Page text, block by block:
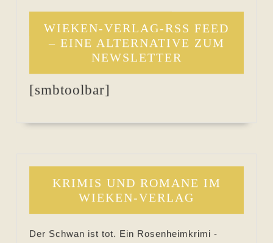
WIEKEN-VERLAG-RSS FEED
– EINE ALTERNATIVE ZUM
NEWSLETTER
[smbtoolbar]
KRIMIS UND ROMANE IM
WIEKEN-VERLAG
Der Schwan ist tot. Ein Rosenheimkrimi -